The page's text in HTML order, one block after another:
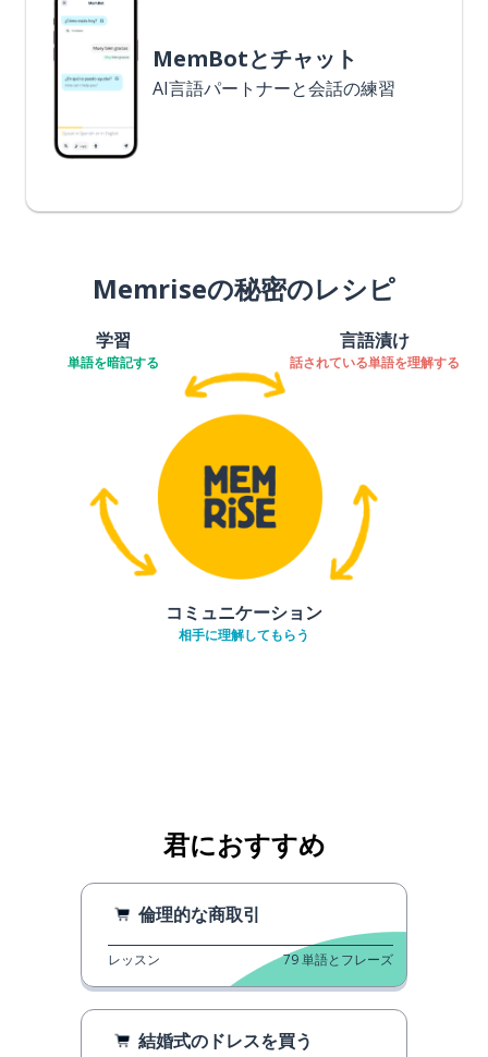
MemBotとチャット
AI言語パートナーと会話の練習
Memriseの秘密のレシピ
学習
単語を暗記する
言語漬け
話されている単語を理解する
コミュニケーション
相手に理解してもらう
君におすすめ
倫理的な商取引
レッスン 79単語とフレーズ
結婚式のドレスを買う